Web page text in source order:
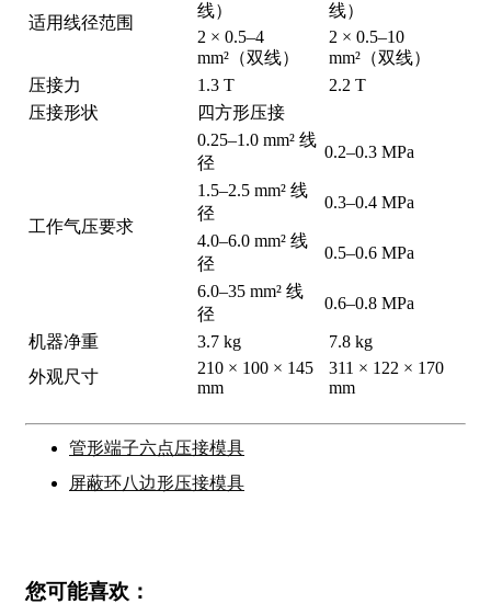
适用线径范围
线）
线）
2 × 0.5–4
mm²（双线）
2 × 0.5–10
mm²（双线）
压接力
1.3 T
2.2 T
压接形状
四方形压接
工作气压要求
0.25–1.0 mm² 线
径
0.2–0.3 MPa
1.5–2.5 mm² 线
径
0.3–0.4 MPa
4.0–6.0 mm² 线
径
0.5–0.6 MPa
6.0–35 mm² 线
径
0.6–0.8 MPa
机器净重 3.7 kg
7.8 kg
外观尺寸
210 × 100 × 145
mm
311 × 122 × 170
mm
管形端子六点压接模具
屏蔽环八边形压接模具
您可能喜欢：